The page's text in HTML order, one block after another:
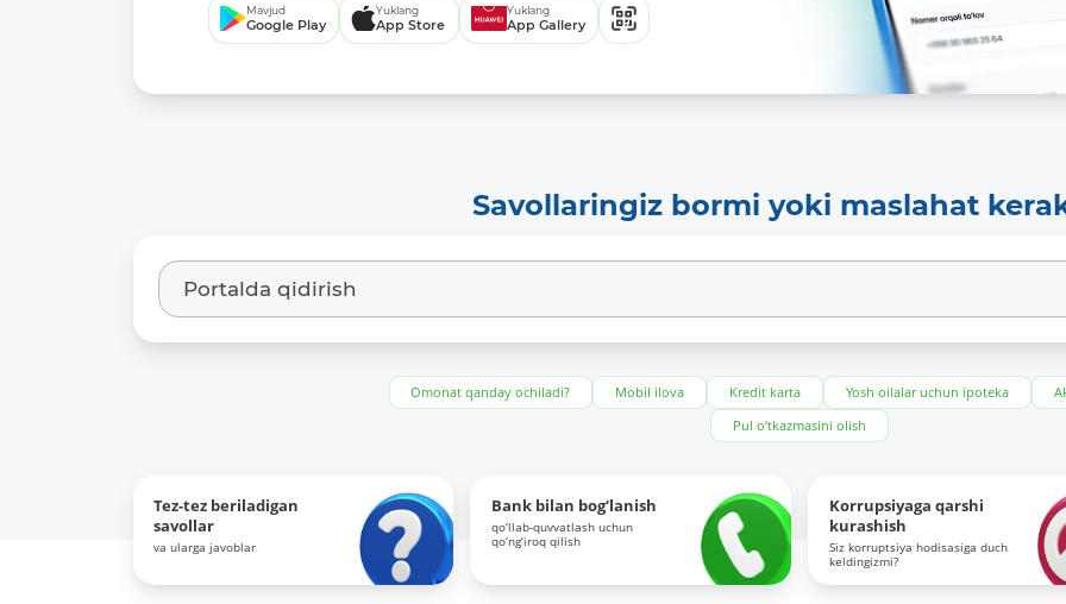
Mavjud
Google Play
Yuklang
App Store
Yuklang
App Gallery
Savollaringiz bormi yoki maslahat
Omonat qanday ochiladi? Mobil ilova Kredit karta Yosh oilalar uchun ipoteka
Pul o‘tkazmasini olish
Tez-tez beriladigan
savollar
va ularga javoblar
Bank bilan bog‘lanish
qo‘llab-quvvatlash uchun
qo‘ng‘iroq qilish
Korrupsiyaga qarshi
kurashish
Siz korruptsiya hodisasiga duch
keldingizmi?